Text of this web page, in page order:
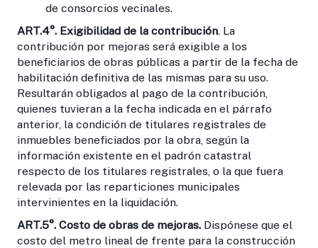
de consorcios vecinales.
ART.4°. Exigibilidad de la contribución. La
contribución por mejoras será exigible a los
beneficiarios de obras públicas a partir de la fecha de
habilitación definitiva de las mismas para su uso.
Resultarán obligados al pago de la contribución,
quienes tuvieran a la fecha indicada en el párrafo
anterior, la condición de titulares registrales de
inmuebles beneficiados por la obra, según la
información existente en el padrón catastral
respecto de los titulares registrales, o la que fuera
relevada por las reparticiones municipales
intervinientes en la liquidación.
ART.5°. Costo de obras de mejoras. Dispónese que el
costo del metro lineal de frente para la construcción